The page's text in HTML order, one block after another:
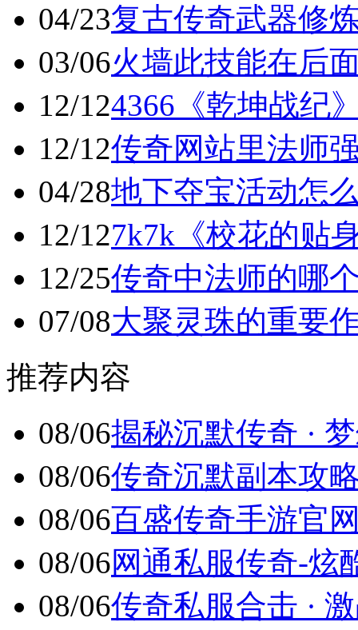
04/23复古传奇武器修
03/06火墙此技能在后
12/124366《乾坤战纪
12/12传奇网站里法师
04/28地下夺宝活动怎
12/127k7k《校花的贴
12/25传奇中法师的哪
07/08大聚灵珠的重要
推荐内容
08/06揭秘沉默传奇 ·
08/06传奇沉默副本攻
08/06百盛传奇手游官
08/06网通私服传奇-炫
08/06传奇私服合击 ·